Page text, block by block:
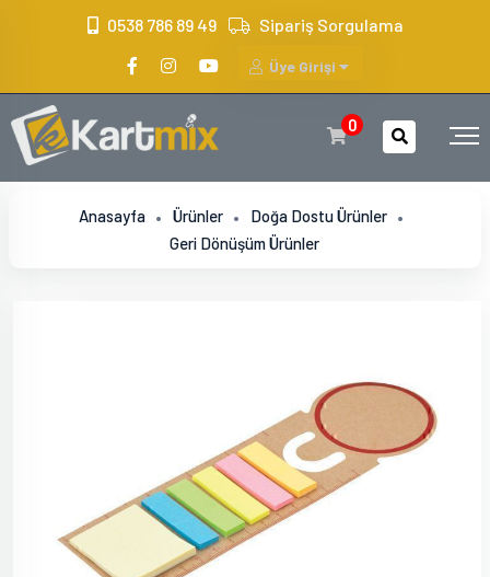
0538 786 89 49 Sipariş Sorgulama
Üye Girişi
0
Anasayfa Ürünler
Doğa Dostu Ürünler
Geri Dönüşüm Ürünler